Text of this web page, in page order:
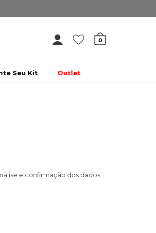
0
Seu Kit Outlet
e confirmação dos dados